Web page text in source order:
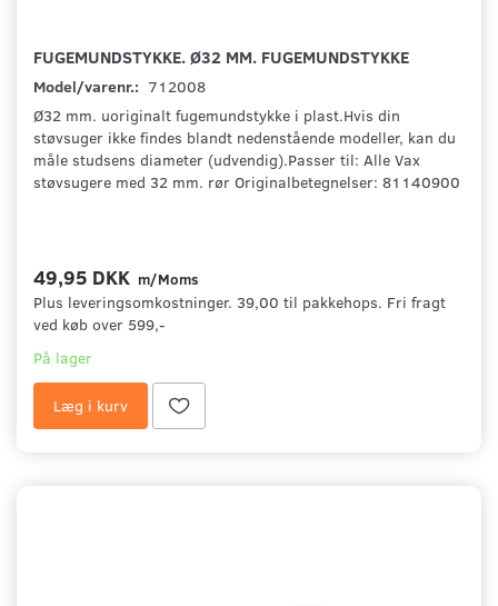
FUGEMUNDSTYKKE. Ø32 MM. FUGEMUNDSTYKKE
Model/varenr.: 712008
Ø32 mm. uoriginalt fugemundstykke i plast.Hvis din
støvsuger ikke findes blandt nedenstående modeller, kan du
måle studsens diameter (udvendig).Passer til: Alle Vax
støvsugere med 32 mm. rør Originalbetegnelser: 81140900
49,95 DKK m/Moms
Plus leveringsomkostninger. 39,00 til pakkehops. Fri fragt
ved køb over 599,-
På lager
Læg i kurv